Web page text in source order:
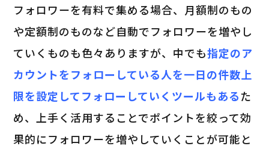
フォロワーを有料で集める場合、月額制のもの
や定額制のものなど自動でフォロワーを増やし
ていくものも色々ありますが、中でも指定のア
カウントをフォローしている人を一日の件数上
限を設定してフォローしていくツールもあるた
め、上手く活用することでポイントを絞って効
果的にフォロワーを増やしていくことが可能と